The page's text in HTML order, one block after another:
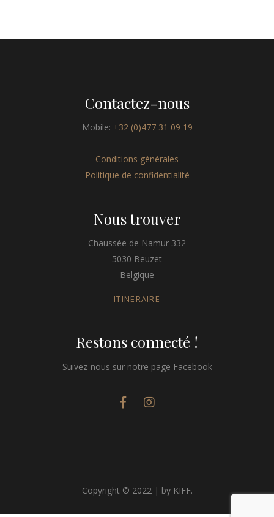
Contactez-nous
Mobile: +32 (0)477 31 09 19
Conditions générales
Politique de confidentialité
Nous trouver
Chaussée de Namur 332
5030 Beuzet
Belgique
ITINERAIRE
Restons connecté !
Suivez-nous sur notre page Facebook
Copyright © 2022 | by KIFF.